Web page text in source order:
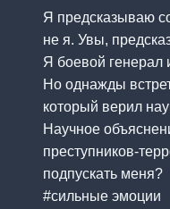
Я предсказываю
не я. Увы,
Я боевой генерал
Но однажды
который верил
Научное
преступников-
подпускать меня?
#сильные эмоции